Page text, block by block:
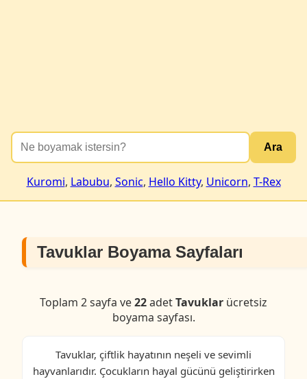
Ara
Kuromi, Labubu, Sonic, Hello Kitty, Unicorn, T-Rex
Tavuklar Boyama Sayfaları
Toplam 2 sayfa ve22adetTavuklar ücretsiz
boyama sayfası.
Tavuklar, çiftlik hayatının neşeli ve sevimli
hayvanlarıdır. Çocukların hayal gücünü geliştirirken